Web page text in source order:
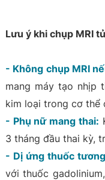
Lưu ý khi chụp MRI
- Không chụp MRI
mang máy tạo nhịp
kim loại trong cơ thể
- Phụ nữ mang thai:
3 tháng đầu thai kỳ,
- Dị ứng thuốc
với thuốc